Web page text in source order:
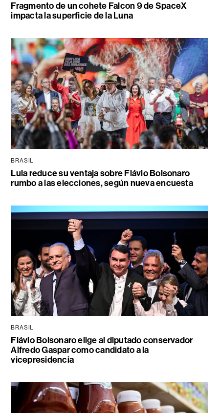
Fragmento de un cohete Falcon 9 de SpaceX
impacta la superficie de la Luna
BRASIL
Lula reduce su ventaja sobre Flávio Bolsonaro
rumbo a las elecciones, según nueva encuesta
BRASIL
Flávio Bolsonaro elige al diputado conservador
Alfredo Gaspar como candidato a la
vicepresidencia